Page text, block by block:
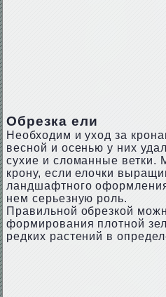
Обрезка ели
Необходим и уход за
весной и осенью у них
сухие и сломанные
крону, если елочки
ландшафтного
нем серьезную роль.
Правильной обрезкой
формирования плотной
редких растений в